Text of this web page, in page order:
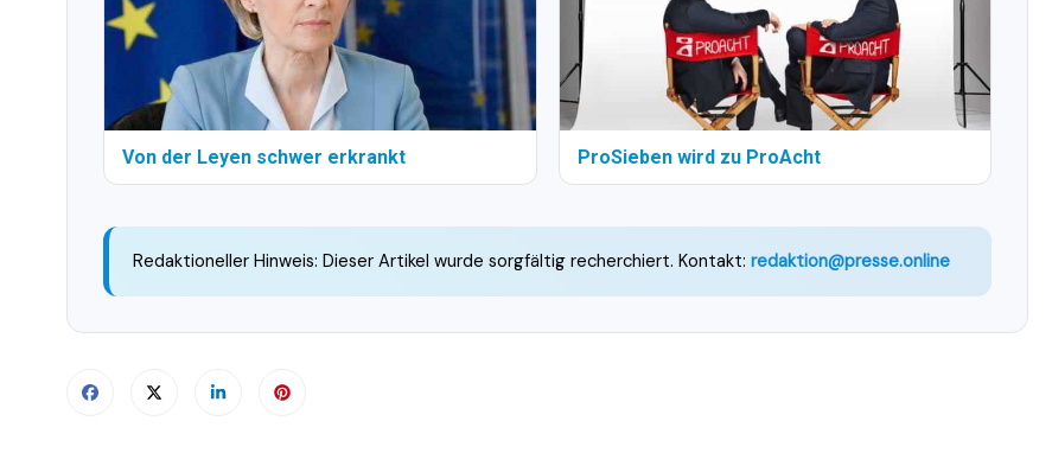
Von der Leyen schwer erkrankt ProSieben wird zu ProAcht
Redaktioneller Hinweis: Dieser Artikel wurde sorgfältig recherchiert. Kontakt: redaktion@presse.online